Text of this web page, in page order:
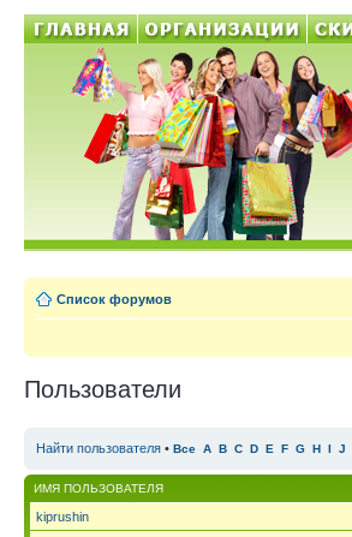
Список форумов
Пользователи
Найти пользователя • Все A B C D E F G H I J
ИМЯ ПОЛЬЗОВАТЕЛЯ
kiprushin